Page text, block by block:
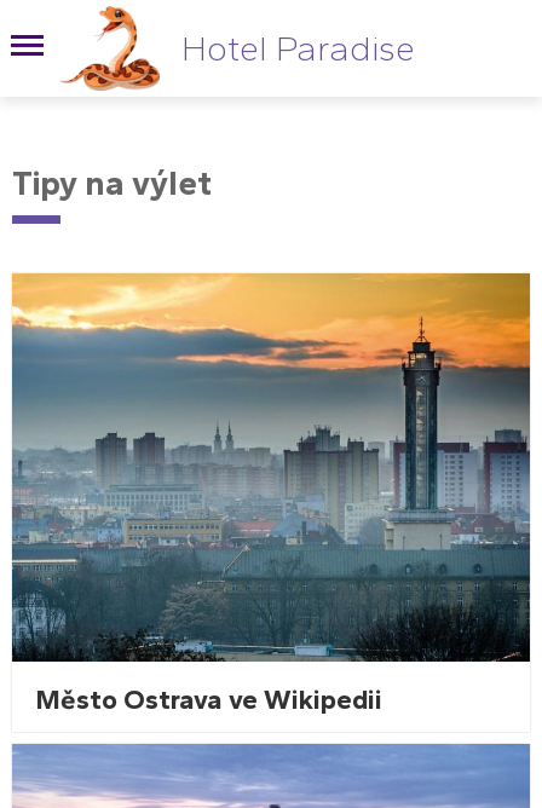
Hotel Paradise
Tipy na výlet
Město Ostrava ve Wikipedii